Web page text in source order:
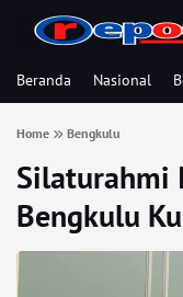
Beranda Nasional
Home Bengkulu
Silaturahmi
Bengkulu